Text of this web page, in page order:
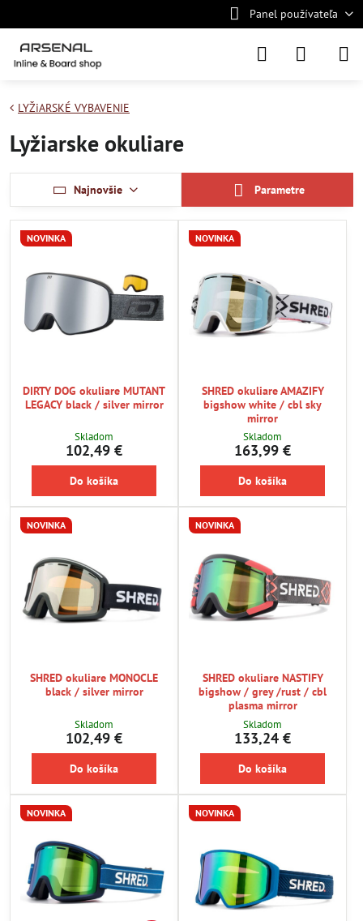
Panel používateľa
LYŽiARSKÉ VYBAVENIE
Lyžiarske okuliare
Najnovšie Parametre
NOVINKA
DIRTY DOG okuliare MUTANT
LEGACY black / silver mirror
Skladom
102,49 €
Do košíka
NOVINKA
SHRED okuliare AMAZIFY
bigshow white / cbl sky
mirror
Skladom
163,99 €
Do košíka
NOVINKA
SHRED okuliare MONOCLE
black / silver mirror
Skladom
102,49 €
Do košíka
NOVINKA
SHRED okuliare NASTIFY
bigshow / grey /rust / cbl
plasma mirror
Skladom
133,24 €
Do košíka
NOVINKA NOVINKA